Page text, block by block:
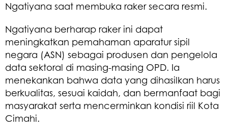
Ngatiyana saat membuka raker secara resmi.
Ngatiyana berharap raker ini dapat
meningkatkan pemahaman aparatur sipil
negara (ASN) sebagai produsen dan pengelola
data sektoral di masing-masing OPD. Ia
menekankan bahwa data yang dihasilkan harus
berkualitas, sesuai kaidah, dan bermanfaat bagi
masyarakat serta mencerminkan kondisi riil Kota
Cimahi.